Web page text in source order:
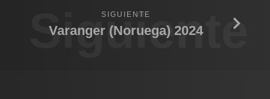
Siguiente
SIGUIENTE
Varanger (Noruega) 2024